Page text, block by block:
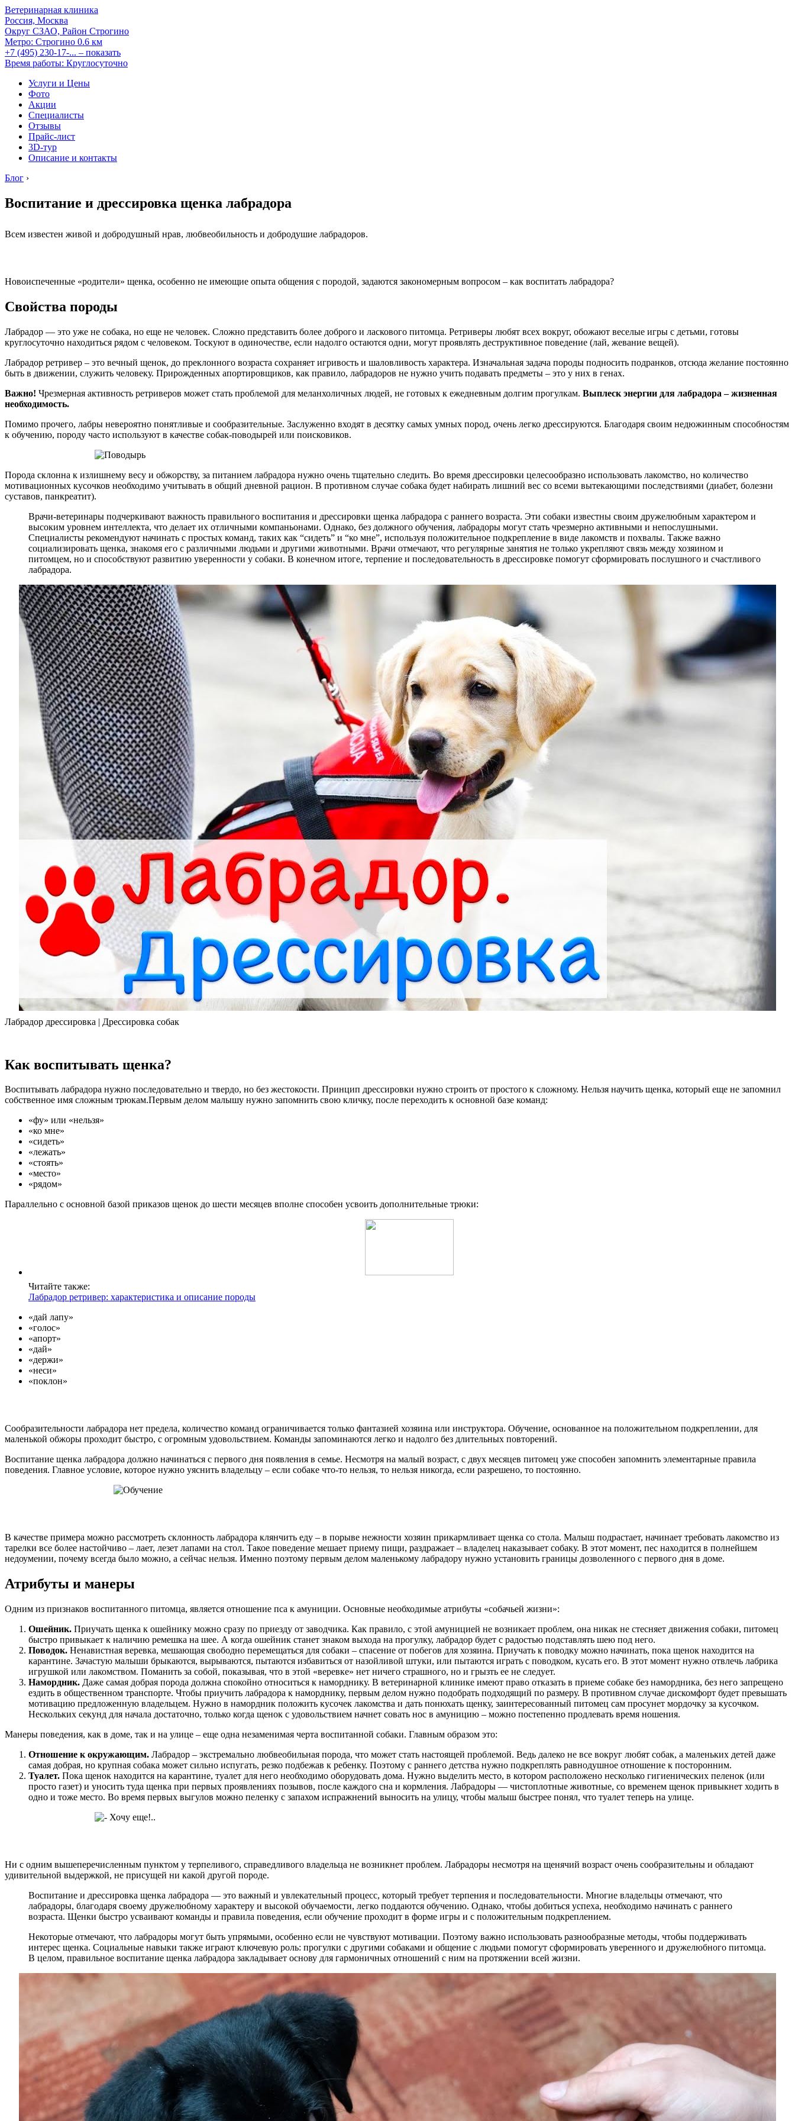
Ветеринарная клиника
Россия, Москва
Округ СЗАО, Район Строгино
Метро: Строгино 0.6 км
+7 (495) 230-17-... – показать
Время работы: Круглосуточно
Услуги и Цены
Фото
Акции
Специалисты
Отзывы
Прайс-лист
3D-тур
Описание и контакты
Блог ›
Воспитание и дрессировка щенка лабрадора
Всем известен живой и добродушный нрав, любвеобильность и добродушие лабрадоров.
Новоиспеченные «родители» щенка, особенно не имеющие опыта общения с породой, задаются закономерным вопросом – как воспитать лабрадора?
Свойства породы
Лабрадор — это уже не собака, но еще не человек. Сложно представить более доброго и ласкового питомца. Ретриверы любят всех вокруг, обожают веселые игры с детьми, готовы
круглосуточно находиться рядом с человеком. Тоскуют в одиночестве, если надолго остаются одни, могут проявлять деструктивное поведение (лай, жевание вещей).
Лабрадор ретривер – это вечный щенок, до преклонного возраста сохраняет игривость и шаловливость характера. Изначальная задача породы подносить подранков, отсюда желание постоянно
быть в движении, служить человеку. Прирожденных апортировщиков, как правило, лабрадоров не нужно учить подавать предметы – это у них в генах.
Важно! Чрезмерная активность ретриверов может стать проблемой для меланхоличных людей, не готовых к ежедневным долгим прогулкам. Выплеск энергии для лабрадора – жизненная
необходимость.
Помимо прочего, лабры невероятно понятливые и сообразительные. Заслуженно входят в десятку самых умных пород, очень легко дрессируются. Благодаря своим недюжинным способностям
к обучению, породу часто используют в качестве собак-поводырей или поисковиков.
Порода склонна к излишнему весу и обжорству, за питанием лабрадора нужно очень тщательно следить. Во время дрессировки целесообразно использовать лакомство, но количество
мотивационных кусочков необходимо учитывать в общий дневной рацион. В противном случае собака будет набирать лишний вес со всеми вытекающими последствиями (диабет, болезни
суставов, панкреатит).
Врачи-ветеринары подчеркивают важность правильного воспитания и дрессировки щенка лабрадора с раннего возраста. Эти собаки известны своим дружелюбным характером и
высоким уровнем интеллекта, что делает их отличными компаньонами. Однако, без должного обучения, лабрадоры могут стать чрезмерно активными и непослушными.
Специалисты рекомендуют начинать с простых команд, таких как “сидеть” и “ко мне”, используя положительное подкрепление в виде лакомств и похвалы. Также важно
социализировать щенка, знакомя его с различными людьми и другими животными. Врачи отмечают, что регулярные занятия не только укрепляют связь между хозяином и
питомцем, но и способствуют развитию уверенности у собаки. В конечном итоге, терпение и последовательность в дрессировке помогут сформировать послушного и счастливого
лабрадора.
Лабрадор дрессировка | Дрессировка собак
Как воспитывать щенка?
Воспитывать лабрадора нужно последовательно и твердо, но без жестокости. Принцип дрессировки нужно строить от простого к сложному. Нельзя научить щенка, который еще не запомнил
собственное имя сложным трюкам.Первым делом малышу нужно запомнить свою кличку, после переходить к основной базе команд:
«фу» или «нельзя»
«ко мне»
«сидеть»
«лежать»
«стоять»
«место»
«рядом»
Параллельно с основной базой приказов щенок до шести месяцев вполне способен усвоить дополнительные трюки:
Читайте также:
Лабрадор ретривер: характеристика и описание породы
«дай лапу»
«голос»
«апорт»
«дай»
«держи»
«неси»
«поклон»
Сообразительности лабрадора нет предела, количество команд ограничивается только фантазией хозяина или инструктора. Обучение, основанное на положительном подкреплении, для
маленькой обжоры проходит быстро, с огромным удовольствием. Команды запоминаются легко и надолго без длительных повторений.
Воспитание щенка лабрадора должно начинаться с первого дня появления в семье. Несмотря на малый возраст, с двух месяцев питомец уже способен запомнить элементарные правила
поведения. Главное условие, которое нужно уяснить владельцу – если собаке что-то нельзя, то нельзя никогда, если разрешено, то постоянно.
В качестве примера можно рассмотреть склонность лабрадора клянчить еду – в порыве нежности хозяин прикармливает щенка со стола. Малыш подрастает, начинает требовать лакомство из
тарелки все более настойчиво – лает, лезет лапами на стол. Такое поведение мешает приему пищи, раздражает – владелец наказывает собаку. В этот момент, пес находится в полнейшем
недоумении, почему всегда было можно, а сейчас нельзя. Именно поэтому первым делом маленькому лабрадору нужно установить границы дозволенного с первого дня в доме.
Атрибуты и манеры
Одним из признаков воспитанного питомца, является отношение пса к амуниции. Основные необходимые атрибуты «собачьей жизни»:
Ошейник. Приучать щенка к ошейнику можно сразу по приезду от заводчика. Как правило, с этой амуницией не возникает проблем, она никак не стесняет движения собаки, питомец
быстро привыкает к наличию ремешка на шее. А когда ошейник станет знаком выхода на прогулку, лабрадор будет с радостью подставлять шею под него.
Поводок. Ненавистная веревка, мешающая свободно перемещаться для собаки – спасение от побегов для хозяина. Приучать к поводку можно начинать, пока щенок находится на
карантине. Зачастую малыши брыкаются, вырываются, пытаются избавиться от назойливой штуки, или пытаются играть с поводком, кусать его. В этот момент нужно отвлечь лабрика
игрушкой или лакомством. Поманить за собой, показывая, что в этой «веревке» нет ничего страшного, но и грызть ее не следует.
Намордник. Даже самая добрая порода должна спокойно относиться к наморднику. В ветеринарной клинике имеют право отказать в приеме собаке без намордника, без него запрещено
ездить в общественном транспорте. Чтобы приучить лабрадора к наморднику, первым делом нужно подобрать подходящий по размеру. В противном случае дискомфорт будет превышать
мотивацию предложенную владельцем. Нужно в намордник положить кусочек лакомства и дать понюхать щенку, заинтересованный питомец сам просунет мордочку за кусочком.
Нескольких секунд для начала достаточно, только когда щенок с удовольствием начнет совать нос в амуницию – можно постепенно продлевать время ношения.
Манеры поведения, как в доме, так и на улице – еще одна незаменимая черта воспитанной собаки. Главным образом это:
Отношение к окружающим. Лабрадор – экстремально любвеобильная порода, что может стать настоящей проблемой. Ведь далеко не все вокруг любят собак, а маленьких детей даже
самая добрая, но крупная собака может сильно испугать, резко подбежав к ребенку. Поэтому с раннего детства нужно подкреплять равнодушное отношение к посторонним.
Туалет. Пока щенок находится на карантине, туалет для него необходимо оборудовать дома. Нужно выделить место, в котором расположено несколько гигиенических пеленок (или
просто газет) и уносить туда щенка при первых проявлениях позывов, после каждого сна и кормления. Лабрадоры — чистоплотные животные, со временем щенок привыкнет ходить в
одно и тоже место. Во время первых выгулов можно пеленку с запахом испражнений выносить на улицу, чтобы малыш быстрее понял, что туалет теперь на улице.
Ни с одним вышеперечисленным пунктом у терпеливого, справедливого владельца не возникнет проблем. Лабрадоры несмотря на щенячий возраст очень сообразительны и обладают
удивительной выдержкой, не присущей ни какой другой породе.
Воспитание и дрессировка щенка лабрадора — это важный и увлекательный процесс, который требует терпения и последовательности. Многие владельцы отмечают, что
лабрадоры, благодаря своему дружелюбному характеру и высокой обучаемости, легко поддаются обучению. Однако, чтобы добиться успеха, необходимо начинать с раннего
возраста. Щенки быстро усваивают команды и правила поведения, если обучение проходит в форме игры и с положительным подкреплением.
Некоторые отмечают, что лабрадоры могут быть упрямыми, особенно если не чувствуют мотивации. Поэтому важно использовать разнообразные методы, чтобы поддерживать
интерес щенка. Социальные навыки также играют ключевую роль: прогулки с другими собаками и общение с людьми помогут сформировать уверенного и дружелюбного питомца.
В целом, правильное воспитание щенка лабрадора закладывает основу для гармоничных отношений с ним на протяжении всей жизни.